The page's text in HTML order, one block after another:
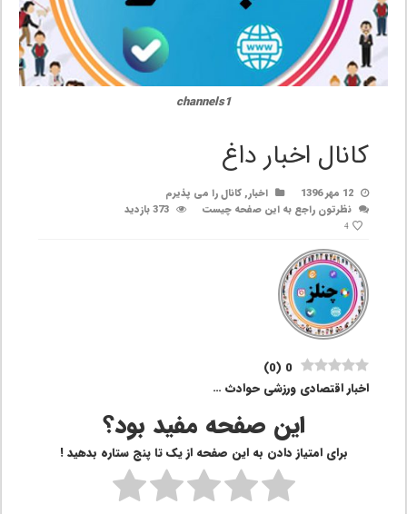
channels1
کانال اخبار داغ
12 مهر 1396 اخبار,کانال را می پذیرم
نظرتون راجع به این صفحه چیست
373 بازدید
4
0
(
0
)
اخبار اقتصادی ورزشی حوادث …
این صفحه مفید بود؟
برای امتیاز دادن به این صفحه از یک تا پنج ستاره بدهید !